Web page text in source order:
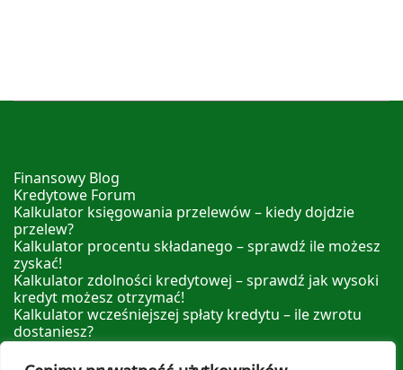
Finansowy Blog
Kredytowe Forum
Kalkulator księgowania przelewów – kiedy dojdzie
przelew?
Kalkulator procentu składanego – sprawdź ile możesz
zyskać!
Kalkulator zdolności kredytowej – sprawdź jak wysoki
kredyt możesz otrzymać!
Kalkulator wcześniejszej spłaty kredytu – ile zwrotu
dostaniesz?
zyskać nadpłacając!